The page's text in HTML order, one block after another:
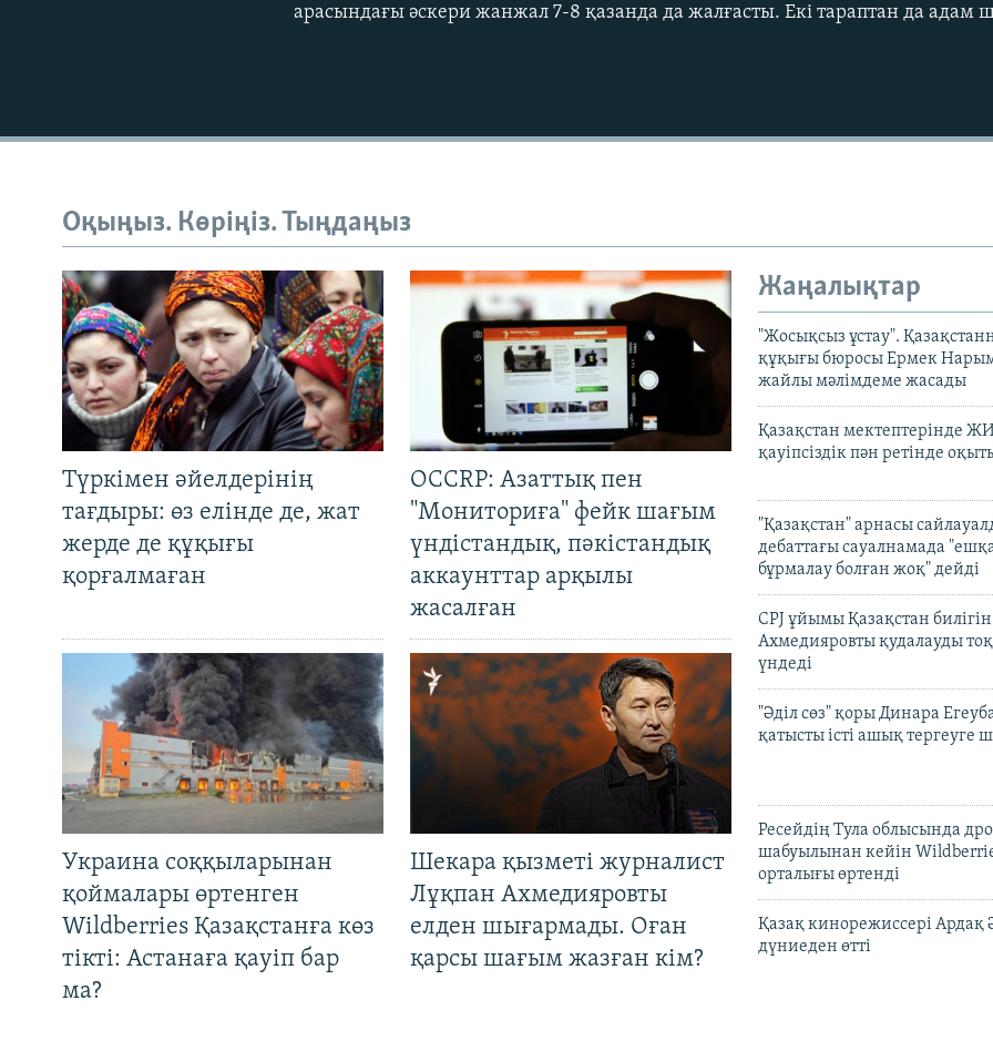
Auto
720p 1080p
арасындағы әскери жанжал 7-8 қазанда да жалғасты. Екі тараптан да адам
Оқыңыз. Көріңіз. Тыңдаңыз
Түркімен әйелдерінің
тағдыры: өз елінде де, жат
жерде де құқығы
қорғалмаған
OCCRP: Азаттық пен
"Мониториға" фейк шағым
үндістандық, пәкістандық
аккаунттар арқылы
жасалған
Украина соққыларынан
қоймалары өртенген
Wildberries Қазақстанға көз
тікті: Астанаға қауіп бар
ма?
Шекара қызметі журналист
Лұқпан Ахмедияровты
елден шығармады. Оған
қарсы шағым жазған кім?
Жаңалықтар
"Жосықсыз ұстау".
құқығы бюросы Ермек
жайлы мәлімдеме жасады
Қазақстан мектептерінде
қауіпсіздік пән ретінде
"Қазақстан" арнасы
дебаттағы сауалнамада
бұрмалау болған жоқ" дейді
CPJ ұйымы Қазақстан
Ахмедияровты қудалауды
үндеді
"Әділ сөз" қоры Динара
қатысты істі ашық тергеуге
Ресейдің Тула облысында
шабуылынан кейін
орталығы өртенді
Қазақ кинорежиссері Ардақ
дүниеден өтті